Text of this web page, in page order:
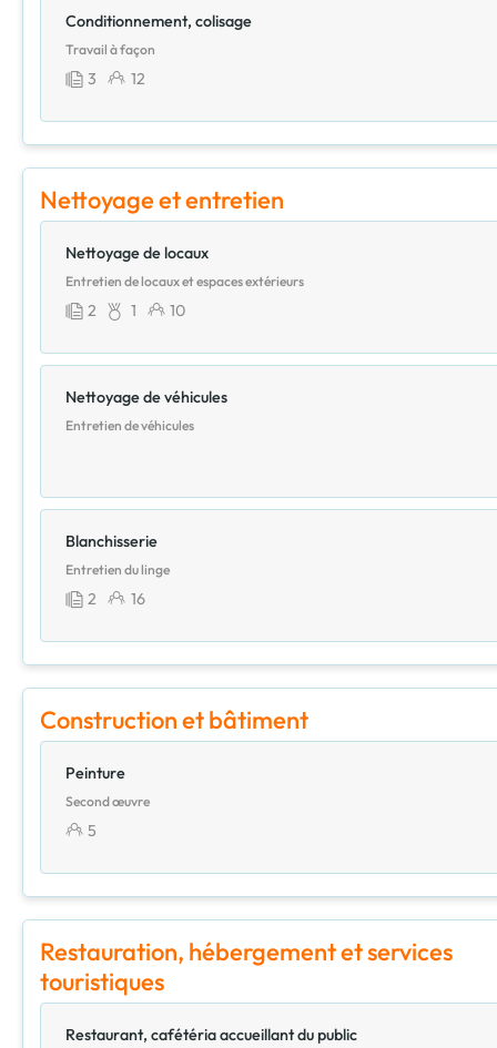
Conditionnement, colisage
Travail à façon
3 12
Nettoyage et entretien
Nettoyage de locaux
Entretien de locaux et espaces extérieurs
2 1 10
Nettoyage de véhicules
Entretien de véhicules
Blanchisserie
Entretien du linge
2 16
Construction et bâtiment
Peinture
Second œuvre
5
Restauration, hébergement et services
touristiques
Restaurant, cafétéria accueillant du public